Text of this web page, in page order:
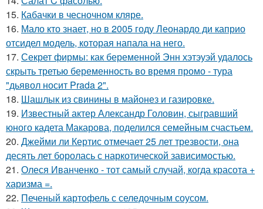
15. Кабачки в чесночном кляре.
16. Мало кто знает, но в 2005 году Леонардо ди каприо
отсидел модель, которая напала на него.
17. Секрет фирмы: как беременной Энн хэтэуэй удалось
скрыть третью беременность во время промо - тура
"дьявол носит Prada 2".
18. Шашлык из свинины в майонез и газировке.
19. Известный актер Александр Головин, сыгравший
юного кадета Макарова, поделился семейным счастьем.
20. Джейми ли Кертис отмечает 25 лет трезвости, она
десять лет боролась с наркотической зависимостью.
21. Олеся Иванченко - тот самый случай, когда красота +
харизма =.
22. Печеный картофель с селедочным соусом.